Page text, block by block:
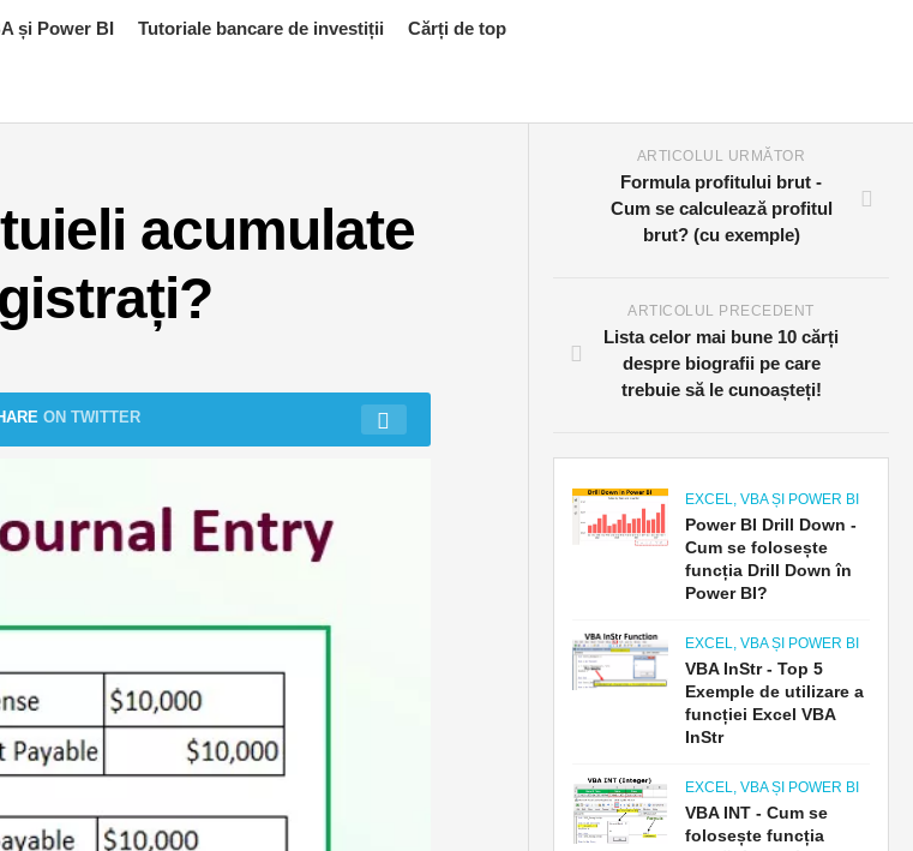
și Power BI Tutoriale bancare de investiții Cărți de top
acumulate
ON TWITTER
ARTICOLUL URMĂTOR
Formula profitului brut -
Cum se calculează profitul
brut? (cu exemple)
ARTICOLUL PRECEDENT
Lista celor mai bune 10 cărți
despre biografii pe care
trebuie să le cunoașteți!
EXCEL, VBA ȘI POWER BI
Power BI Drill Down -
Cum se folosește
funcția Drill Down în
Power BI?
EXCEL, VBA ȘI POWER BI
VBA InStr - Top 5
Exemple de utilizare a
funcției Excel VBA
InStr
EXCEL, VBA ȘI POWER BI
VBA INT - Cum se
folosește funcția